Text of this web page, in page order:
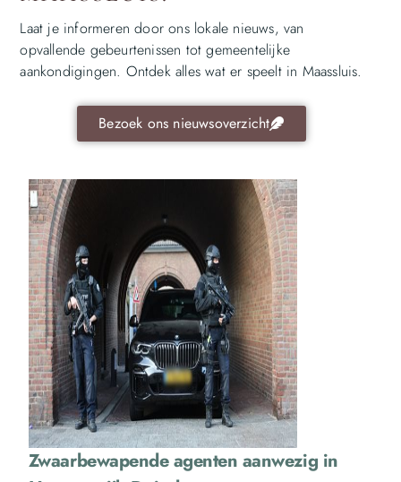
Laat je informeren door ons lokale nieuws, van
opvallende gebeurtenissen tot gemeentelijke
aankondigingen. Ontdek alles wat er speelt in Maassluis.
Bezoek ons nieuwsoverzicht
Zwaarbewapende agenten aanwezig in